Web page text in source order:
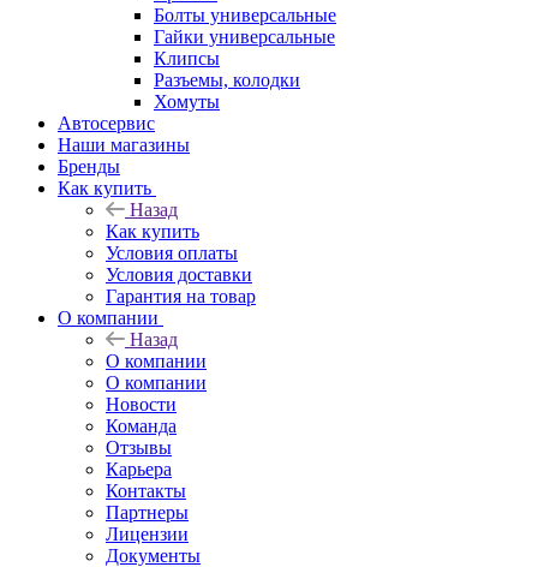
Болты универсальные
Гайки универсальные
Клипсы
Разъемы, колодки
Хомуты
Автосервис
Наши магазины
Бренды
Как купить
Назад
Как купить
Условия оплаты
Условия доставки
Гарантия на товар
О компании
Назад
О компании
О компании
Новости
Команда
Отзывы
Карьера
Контакты
Партнеры
Лицензии
Документы